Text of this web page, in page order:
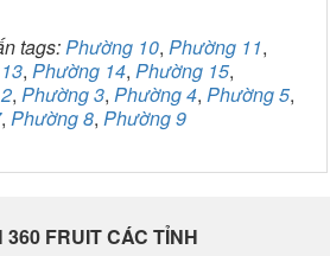
tags:Phường 10, Phường 11,
, Phường 14, Phường 15,
, Phường 3, Phường 4, Phường 5,
, Phường 8, Phường 9
FRUIT CÁC TỈNH